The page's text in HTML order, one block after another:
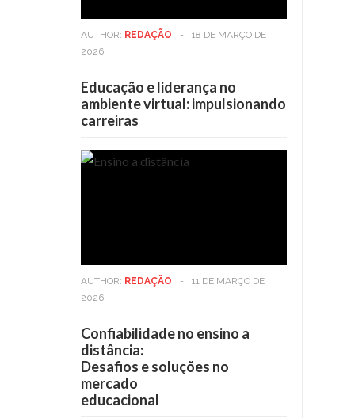
AUTHOR: REDAÇÃO -
18 DE MARÇO DE
2026
Educação e liderança no
ambiente virtual: impulsionando
carreiras
AUTHOR: REDAÇÃO -
11 DE MARÇO DE
2026
Confiabilidade no ensino a
distância:
Desafios e soluções no
mercado
educacional